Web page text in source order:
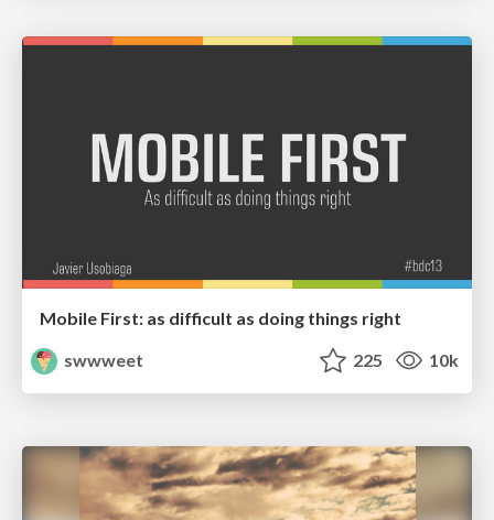
Mobile First: as difficult as doing things right
swwweet
225 10k